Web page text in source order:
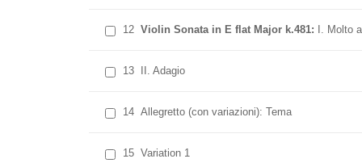
12 Violin Sonata in E flat Major k.481: I. Molto
13 II. Adagio
14 Allegretto (con variazioni): Tema
15 Variation 1